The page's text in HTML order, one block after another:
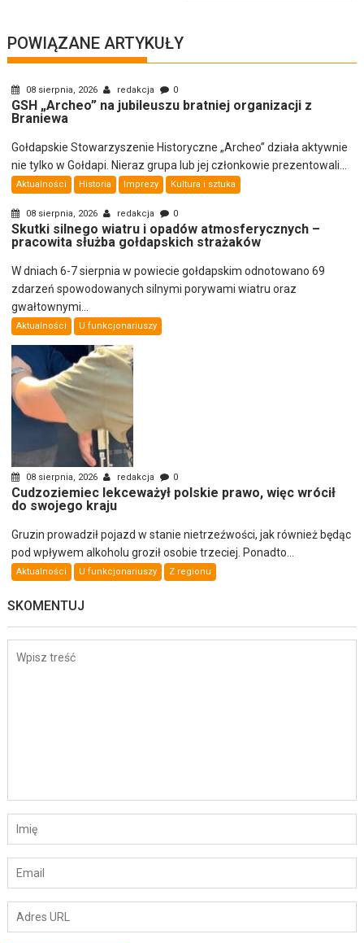
POWIĄZANE ARTYKUŁY
08 sierpnia, 2026 redakcja 0
GSH „Archeo” na jubileuszu bratniej organizacji z
Braniewa
Gołdapskie Stowarzyszenie Historyczne „Archeo” działa aktywnie
nie tylko w Gołdapi. Nieraz grupa lub jej członkowie prezentowali...
Aktualności Historia Imprezy Kultura i sztuka
08 sierpnia, 2026 redakcja 0
Skutki silnego wiatru i opadów atmosferycznych –
pracowita służba gołdapskich strażaków
W dniach 6-7 sierpnia w powiecie gołdapskim odnotowano 69
zdarzeń spowodowanych silnymi porywami wiatru oraz
gwałtownymi...
Aktualności U funkcjonariuszy
08 sierpnia, 2026 redakcja 0
Cudzoziemiec lekceważył polskie prawo, więc wrócił
do swojego kraju
Gruzin prowadził pojazd w stanie nietrzeźwości, jak również będąc
pod wpływem alkoholu groził osobie trzeciej. Ponadto...
Aktualności U funkcjonariuszy Z regionu
SKOMENTUJ